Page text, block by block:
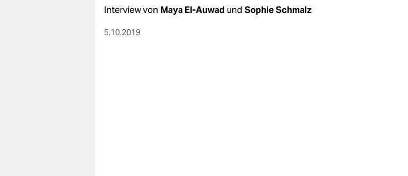
Interview von Maya El-Auwad und Sophie Schmalz
5.10.2019